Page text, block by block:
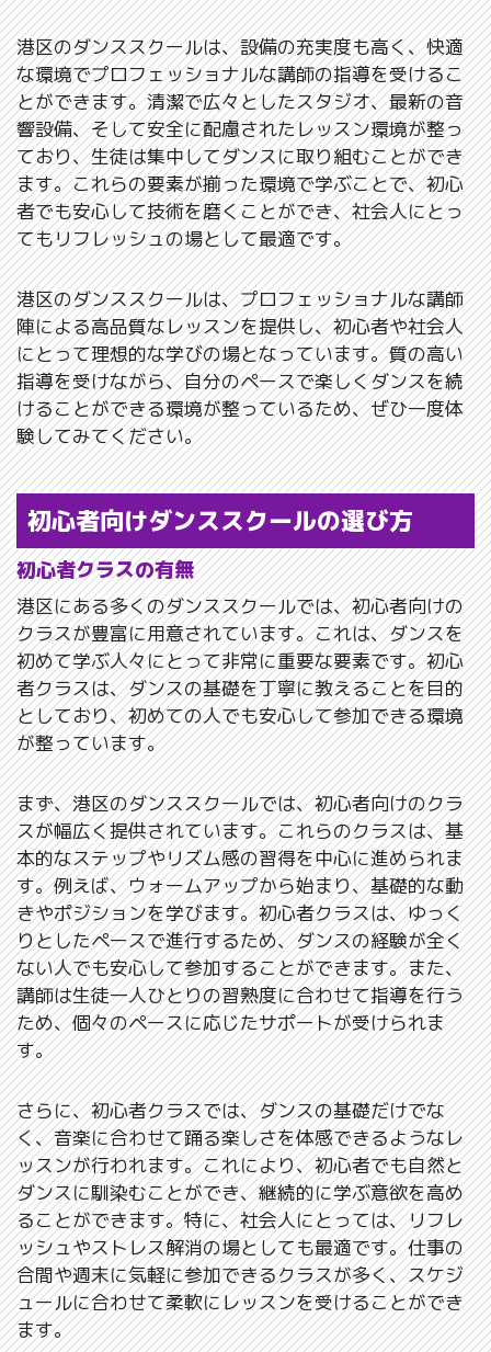
港区のダンススクールは、設備の充実度も高く、快適
な環境でプロフェッショナルな講師の指導を受けるこ
とができます。清潔で広々としたスタジオ、最新の音
響設備、そして安全に配慮されたレッスン環境が整っ
ており、生徒は集中してダンスに取り組むことができ
ます。これらの要素が揃った環境で学ぶことで、初心
者でも安心して技術を磨くことができ、社会人にとっ
てもリフレッシュの場として最適です。
港区のダンススクールは、プロフェッショナルな講師
陣による高品質なレッスンを提供し、初心者や社会人
にとって理想的な学びの場となっています。質の高い
指導を受けながら、自分のペースで楽しくダンスを続
けることができる環境が整っているため、ぜひ一度体
験してみてください。
初心者向けダンススクールの選び方
初心者クラスの有無
港区にある多くのダンススクールでは、初心者向けの
クラスが豊富に用意されています。これは、ダンスを
初めて学ぶ人々にとって非常に重要な要素です。初心
者クラスは、ダンスの基礎を丁寧に教えることを目的
としており、初めての人でも安心して参加できる環境
が整っています。
まず、港区のダンススクールでは、初心者向けのクラ
スが幅広く提供されています。これらのクラスは、基
本的なステップやリズム感の習得を中心に進められま
す。例えば、ウォームアップから始まり、基礎的な動
きやポジションを学びます。初心者クラスは、ゆっく
りとしたペースで進行するため、ダンスの経験が全く
ない人でも安心して参加することができます。また、
講師は生徒一人ひとりの習熟度に合わせて指導を行う
ため、個々のペースに応じたサポートが受けられま
す。
さらに、初心者クラスでは、ダンスの基礎だけでな
く、音楽に合わせて踊る楽しさを体感できるようなレ
ッスンが行われます。これにより、初心者でも自然と
ダンスに馴染むことができ、継続的に学ぶ意欲を高め
ることができます。特に、社会人にとっては、リフレ
ッシュやストレス解消の場としても最適です。仕事の
合間や週末に気軽に参加できるクラスが多く、スケジ
ュールに合わせて柔軟にレッスンを受けることができ
ます。